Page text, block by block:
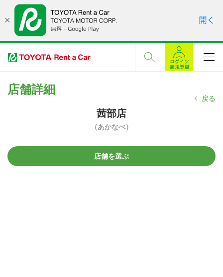
店舗詳細
戻る
茜部店
（あかなべ）
店舗を選ぶ